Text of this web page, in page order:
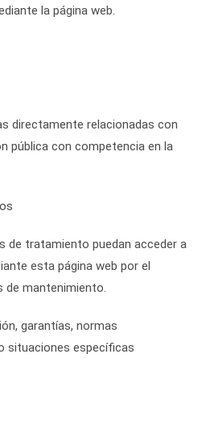
la página web.
directamente relacionadas con
pública con competencia en la
de tratamiento puedan acceder a
esta página web por el
de mantenimiento.
garantías, normas
situaciones específicas